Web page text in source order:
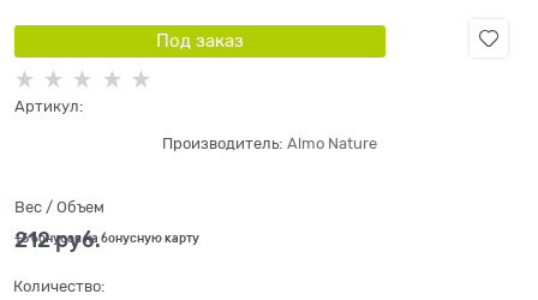
Под заказ
Артикул:
Производитель: Almo Nature
Вес / Объем
212 руб.
+6 бонусов на бонусную карту
Количество: